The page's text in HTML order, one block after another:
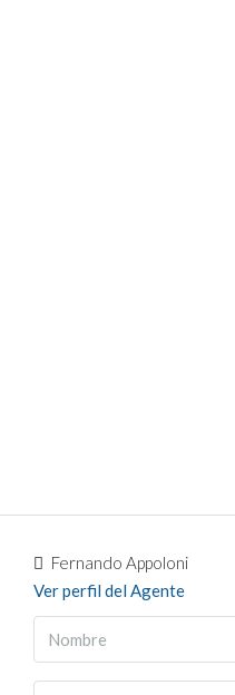
Fernando Appoloni
Ver perfil del Agente